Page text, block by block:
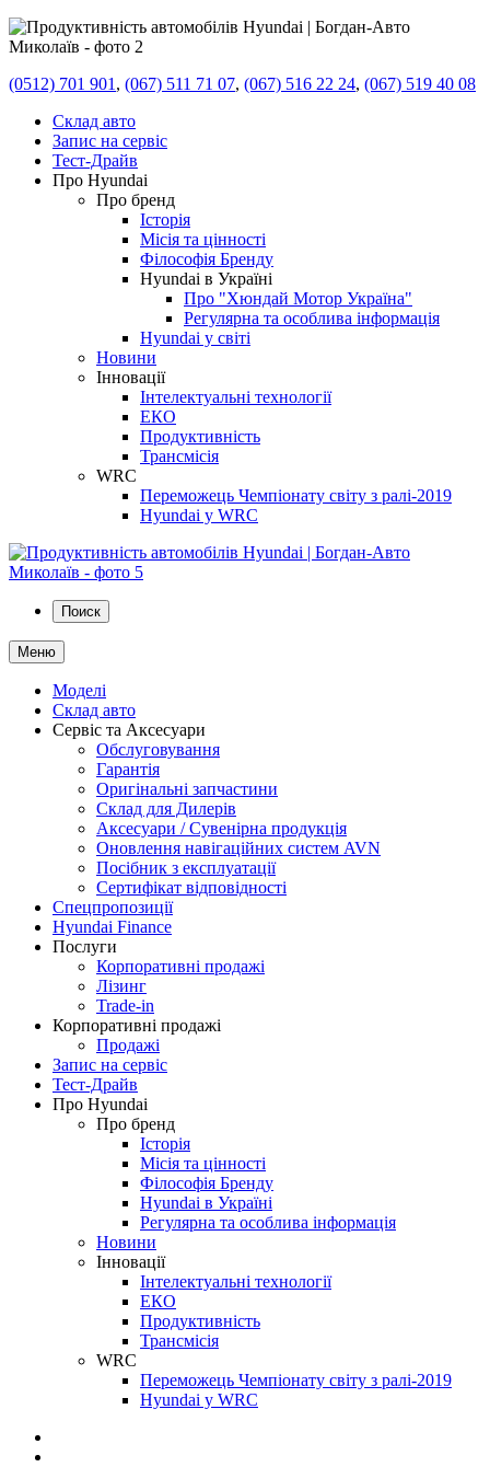
(0512) 701 901 , (067) 511 71 07, (067) 516 22 24, (067) 519 40 08
Склад авто
Запис на сервіс
Тест-Драйв
Про Hyundai
Про бренд
Історія
Місія та цінності
Філософія Бренду
Hyundai в Україні
Про "Хюндай Мотор Україна"
Регулярна та особлива інформація
Hyundai у світі
Новини
Інновації
Інтелектуальні технології
ЕКО
Продуктивність
Трансмісія
WRC
Переможець Чемпіонату світу з ралі-2019
Hyundai у WRC
Поиск
Меню
Моделі
Склад авто
Сервіс та Аксесуари
Обслуговування
Гарантія
Оригінальні запчастини
Склад для Дилерів
Аксесуари / Сувенірна продукція
Оновлення навігаційних систем AVN
Посібник з експлуатації
Сертифікат відповідності
Спецпропозиції
Hyundai Finance
Послуги
Корпоративні продажі
Лізинг
Trade-in
Корпоративні продажі
Продажі
Запис на сервіс
Тест-Драйв
Про Hyundai
Про бренд
Історія
Місія та цінності
Філософія Бренду
Hyundai в Україні
Регулярна та особлива інформація
Новини
Інновації
Інтелектуальні технології
ЕКО
Продуктивність
Трансмісія
WRC
Переможець Чемпіонату світу з ралі-2019
Hyundai у WRC